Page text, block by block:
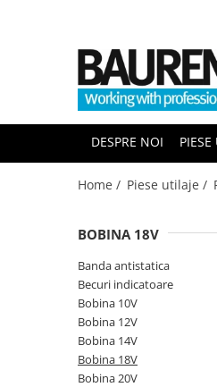
PIESE UTILAJE
Atasamente
Dinti cupa excavator
Furci stivuitor
Matura stivuitor
Plug deszapezire
Cupla rapida
Piese transmisie
PIESE DUPA BRAND
Piese Upright
Piese Multimarca
Acumulatori US Battery
Baterii Trojan
Piese Komatsu
Piese motor Cummins
Piese motor Hatz
Piese Kubota
Piese motor Deutz
Piese Caterpillar
DESPRE NOI PIESE
Home / Piese utilaje /
BOBINA 18V
Banda antistatica
Becuri indicatoare
Bobina 10V
Bobina 12V
Bobina 14V
Bobina 18V
Bobina 20V